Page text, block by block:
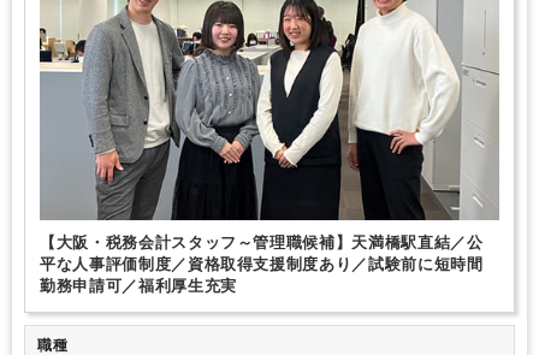
芸能・芸術、クリエイティブ分野に強み FCに強み 美容に強み 飲食に強み
貿易に強み 接骨・整骨院に強み 製造に強み
【大阪・税務会計スタッフ～管理職候補】天満橋駅直結／公
平な人事評価制度／資格取得支援制度あり／試験前に短時間
勤務申請可／福利厚生充実
職種